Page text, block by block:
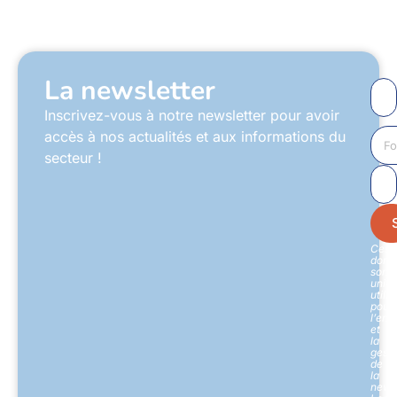
La newsletter
Inscrivez-vous à notre newsletter pour avoir
accès à nos actualités et aux informations du
secteur !
Ces
sont
pour
et
la
de
la